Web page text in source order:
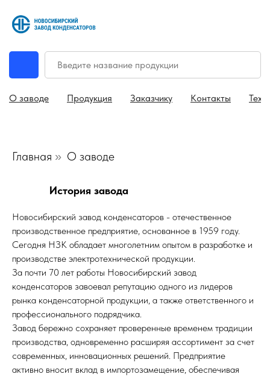
О заводе Продукция Заказчику Контакты
Главная » О заводе
История завода
Новосибирский завод конденсаторов - отечественное
производственное предприятие, основанное в 1959 году.
Сегодня НЗК обладает многолетним опытом в разработке и
производстве электротехнической продукции.
За почти 70 лет работы Новосибирский завод
конденсаторов завоевал репутацию одного из лидеров
рынка конденсаторной продукции, а также ответственного и
профессионального подрядчика.
Завод бережно сохраняет проверенные временем традиции
производства, одновременно расширяя ассортимент за счет
современных, инновационных решений. Предприятие
активно вносит вклад в импортозамещение, обеспечивая